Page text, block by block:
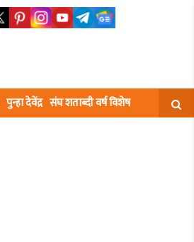
पुन्हा देवेंद्र संघ शताब्दी वर्ष विशेष